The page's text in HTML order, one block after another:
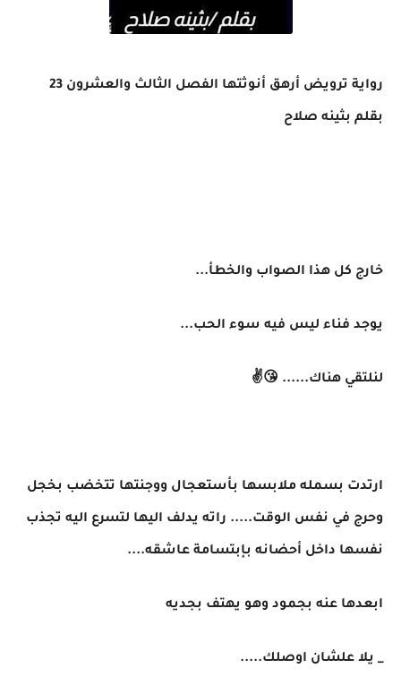
رواية ترويض أرهق أنوثتها الفصل الثالث والعشرون 23
بقلم بثينه صلاح
خارج كل هذا الصواب والخطأ...
يوجد فناء ليس فيه سوء الحب...
لنلتقي هناك...... 😘✌️
ارتدت بسمله ملابسها بأستعجال ووجنتها تتخضب بخجل
وحرج في نفس الوقت..... راته يدلف اليها لتسرع اليه تجذب
نفسها داخل أحضانه بإبتسامة عاشقه....
ابعدها عنه بجمود وهو يهتف بجديه
_ يلا علشان اوصلك.....